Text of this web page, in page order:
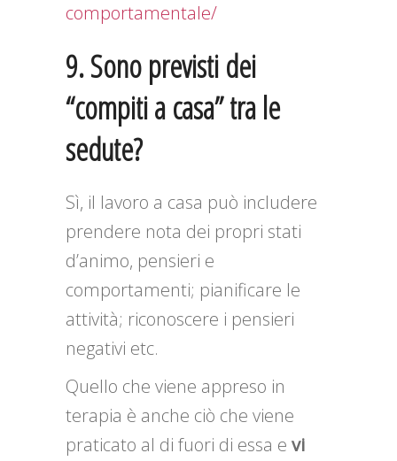
comportamentale/
9. Sono previsti dei
“compiti a casa” tra le
sedute?
Sì, il lavoro a casa può includere
prendere nota dei propri stati
d’animo, pensieri e
comportamenti; pianificare le
attività; riconoscere i pensieri
negativi etc.
Quello che viene appreso in
terapia è anche ciò che viene
praticato al di fuori di essa e vi